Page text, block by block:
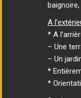
A
* A
– Une
– Un
*
*